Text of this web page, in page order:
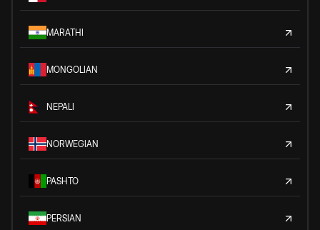
MARATHI
MONGOLIAN
NEPALI
NORWEGIAN
PASHTO
PERSIAN